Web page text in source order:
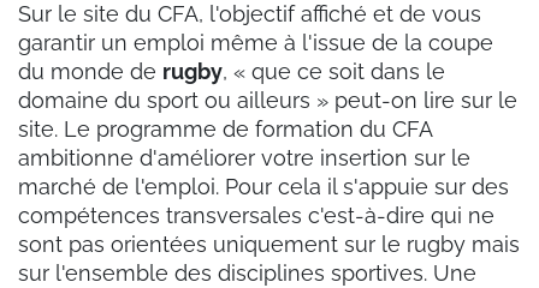
Sur le site du CFA, l'objectif affiché et de vous
garantir un emploi même à l'issue de la coupe
du monde de rugby, « que ce soit dans le
domaine du sport ou ailleurs » peut-on lire sur le
site. Le programme de formation du CFA
ambitionne d'améliorer votre insertion sur le
marché de l'emploi. Pour cela il s'appuie sur des
compétences transversales c'est-à-dire qui ne
sont pas orientées uniquement sur le rugby mais
sur l'ensemble des disciplines sportives. Une